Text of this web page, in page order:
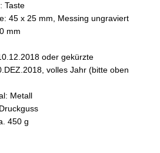
Taste
45 x 25 mm, Messing ungraviert
mm
oder gekürzte
volles Jahr (bitte oben
Metall
450 g